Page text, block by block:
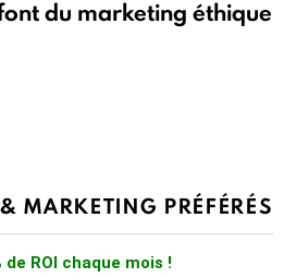
du marketing éthique
MARKETING PRÉFÉRÉS
de ROI chaque mois !